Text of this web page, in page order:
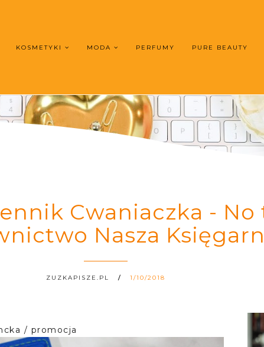
KOSMETYKI MODA PERFUMY PURE BEAUTY
Cwaniaczka - No
Nasza
ZUZKAPISZE.PL 1/10/2018
/ promocja